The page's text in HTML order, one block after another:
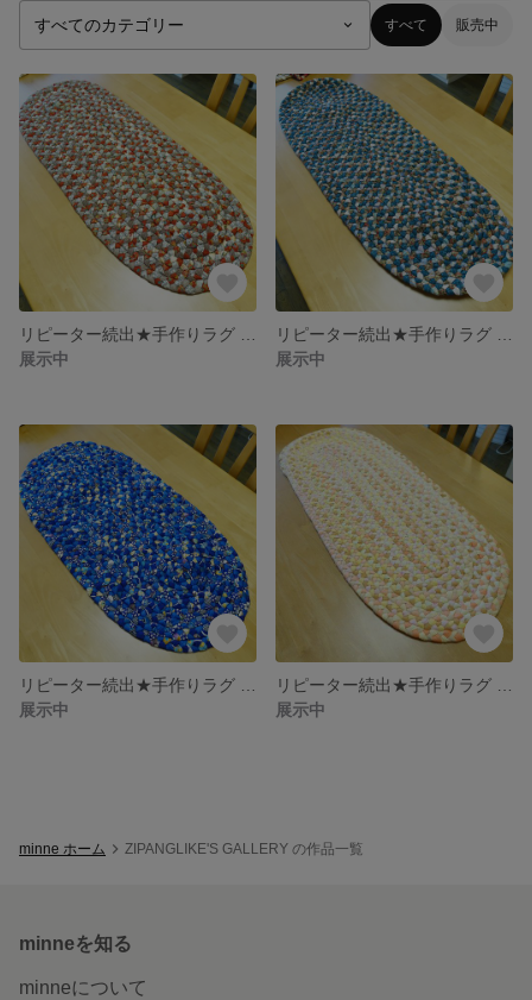
すべて 販売中
展示中
展示中
展示中
展示中
minne ホーム ZIPANGLIKE'S GALLERY の作品一覧
minneを知る
minneについて